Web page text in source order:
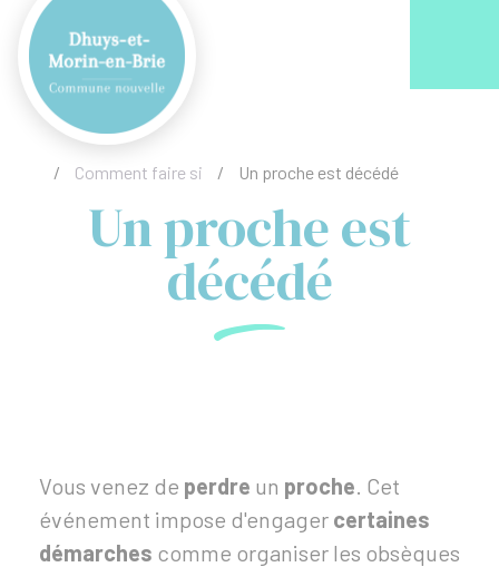
/ Comment faire si / Un proche est décédé
Un proche est
décédé
Vous venez de perdre un proche. Cet
événement impose d'engager certaines
démarches comme organiser les obsèques